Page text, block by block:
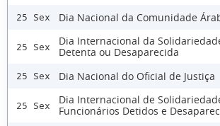
25 Sex Dia Nacional da Comunidade
25 Sex
Dia Internacional da
Detenta ou Desaparecida
25 Sex Dia Nacional do Oficial de Justiça
25 Sex
Dia Internacional de
Funcionários Detidos e